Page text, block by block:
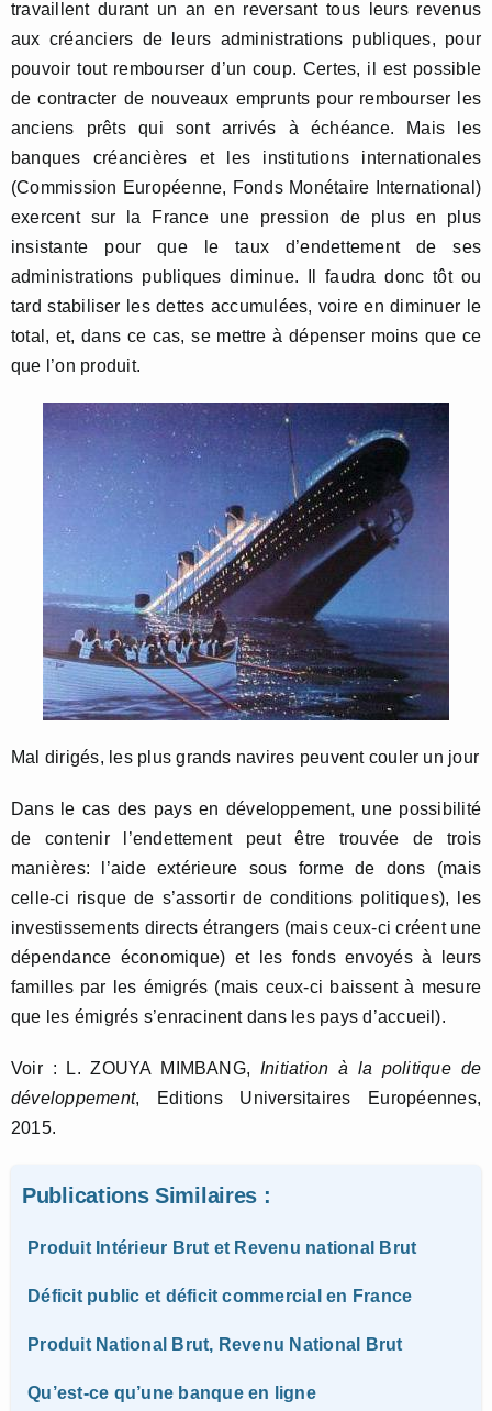
travaillent durant un an en reversant tous leurs revenus
aux créanciers de leurs administrations publiques, pour
pouvoir tout rembourser d’un coup. Certes, il est possible
de contracter de nouveaux emprunts pour rembourser les
anciens prêts qui sont arrivés à échéance. Mais les
banques créancières et les institutions internationales
(Commission Européenne, Fonds Monétaire International)
exercent sur la France une pression de plus en plus
insistante pour que le taux d’endettement de ses
administrations publiques diminue. Il faudra donc tôt ou
tard stabiliser les dettes accumulées, voire en diminuer le
total, et, dans ce cas, se mettre à dépenser moins que ce
que l’on produit.
Mal dirigés, les plus grands navires peuvent couler un jour
Dans le cas des pays en développement, une possibilité
de contenir l’endettement peut être trouvée de trois
manières: l’aide extérieure sous forme de dons (mais
celle-ci risque de s’assortir de conditions politiques), les
investissements directs étrangers (mais ceux-ci créent une
dépendance économique) et les fonds envoyés à leurs
familles par les émigrés (mais ceux-ci baissent à mesure
que les émigrés s’enracinent dans les pays d’accueil).
Voir : L. ZOUYA MIMBANG, Initiation à la politique de
développement, Editions Universitaires Européennes,
2015.
Publications Similaires :
Produit Intérieur Brut et Revenu national Brut
Déficit public et déficit commercial en France
Produit National Brut, Revenu National Brut
Qu’est-ce qu’une banque en ligne